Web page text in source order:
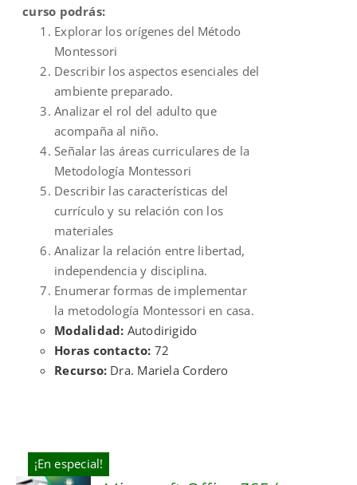
curso podrás:
Explorar los orígenes del Método
Montessori
Describir los aspectos esenciales del
ambiente preparado.
Analizar el rol del adulto que
acompaña al niño.
Señalar las áreas curriculares de la
Metodología Montessori
Describir las características del
currículo y su relación con los
materiales
Analizar la relación entre libertad,
independencia y disciplina.
Enumerar formas de implementar
la metodología Montessori en casa.
Modalidad: Autodirigido
Horas contacto: 72
Recurso: Dra. Mariela Cordero
¡En especial!